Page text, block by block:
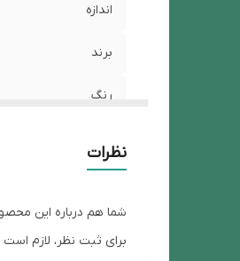
اندازه
برند
رنگ
نظرات
شما هم درباره این
برای ثبت نظر، لازم